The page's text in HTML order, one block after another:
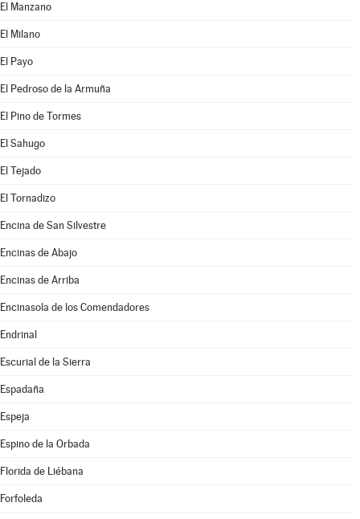
El Manzano
El Milano
El Payo
El Pedroso de la Armuña
El Pino de Tormes
El Sahugo
El Tejado
El Tornadizo
Encina de San Silvestre
Encinas de Abajo
Encinas de Arriba
Encinasola de los Comendadores
Endrinal
Escurial de la Sierra
Espadaña
Espeja
Espino de la Orbada
Florida de Liébana
Forfoleda